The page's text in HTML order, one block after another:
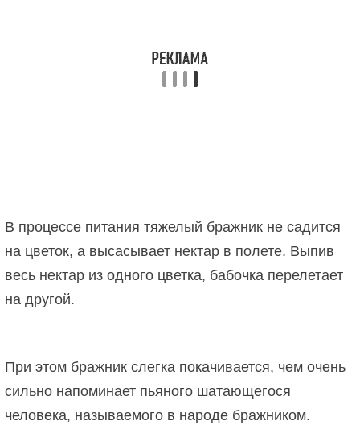
В процессе питания тяжелый бражник не садится
на цветок, а высасывает нектар в полете. Выпив
весь нектар из одного цветка, бабочка перелетает
на другой.
При этом бражник слегка покачивается, чем очень
сильно напоминает пьяного шатающегося
человека, называемого в народе бражником.